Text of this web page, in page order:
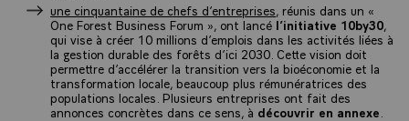
une cinquantaine de chefs d’entreprises, réunis dans un «
One Forest Business Forum », ont lancé l’initiative 10by30,
qui vise à créer 10 millions d’emplois dans les activités liées à
la gestion durable des forêts d’ici 2030. Cette vision doit
permettre d’accélérer la transition vers la bioéconomie et la
transformation locale, beaucoup plus rémunératrices des
populations locales. Plusieurs entreprises ont fait des
annonces concrètes dans ce sens, à découvrir en annexe